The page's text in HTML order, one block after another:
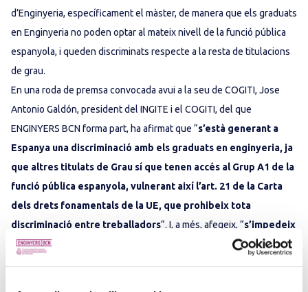
d’Enginyeria, específicament el màster, de manera que els graduats
en Enginyeria no poden optar al mateix nivell de la funció pública
espanyola, i queden discriminats respecte a la resta de titulacions
de grau.
En una roda de premsa convocada avui a la seu de COGITI, Jose
Antonio Galdón, president del INGITE i el COGITI, del que
ENGINYERS BCN forma part, ha afirmat que “s’està generant a
Espanya una discriminació amb els graduats en enginyeria, ja
que altres titulats de Grau sí que tenen accés al Grup A1 de la
funció pública espanyola, vulnerant així l’art. 21 de la Carta
dels drets fonamentals de la UE, que prohibeix tota
discriminació entre treballadors“. I, a més, afegeix, “s’impedeix
que qualsevol ciutadà europeu degudament qualificat